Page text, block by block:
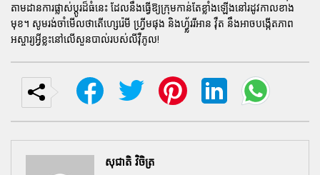
តាមដានការផ្លាស់ប្តូរដ៏ធំនេះ ដែលនឹងធ្វើឱ្យក្រុមកាន់តែខ្លាំងឡើងនៅរដូវកាលខាង
មុខ។ សូមរង់ចាំមើលថាតើហ្សេរ៉េមី ហ្វ្រីមផុង និងហ្វ្ល័ររីអាន វ៉ឺត នឹងអាចបង្កើតភាព
អស្ចារ្យអ្វីខ្លះនៅលើសួនបាល់របស់លីវ៉ឺភូល!
សុជាតិ វិចិត្រ